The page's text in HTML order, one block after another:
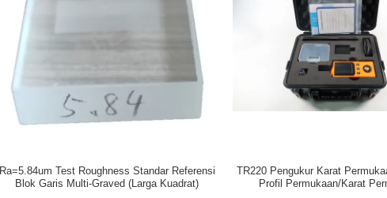
Ra=5.84um Test Roughness Standar Referensi
Blok Garis Multi-Graved (Larga Kuadrat)
TR220 Pengukur Karat
Profil Permukaan/Karat